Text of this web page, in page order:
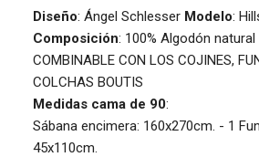
Diseño: Ángel Schlesser Modelo:
Composición: 100% Algodón natural
COMBINABLE CON LOS COJINES,
COLCHAS BOUTIS
Medidas cama de 90:
Sábana encimera: 160x270cm. - 1
45x110cm.